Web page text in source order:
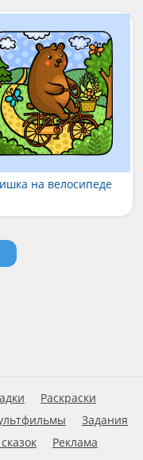
на велосипеде
Раскраски
Задания
Реклама